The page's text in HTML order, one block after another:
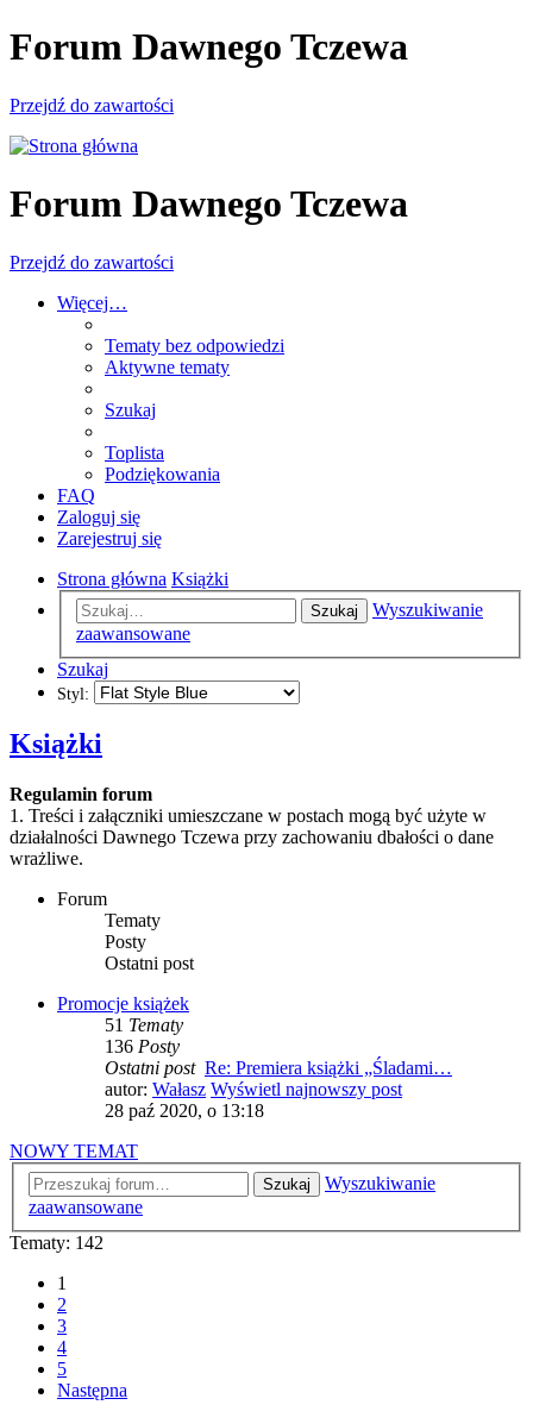
Forum Dawnego Tczewa
Przejdź do zawartości
Forum Dawnego Tczewa
Przejdź do zawartości
Więcej…
Tematy bez odpowiedzi
Aktywne tematy
Szukaj
Toplista
Podziękowania
FAQ
Zaloguj się
Zarejestruj się
Strona główna Książki
Szukaj
Wyszukiwanie
zaawansowane
Szukaj
Styl:
Książki
Regulamin forum
1. Treści i załączniki umieszczane w postach mogą być użyte w
działalności Dawnego Tczewa przy zachowaniu dbałości o dane
wrażliwe.
Forum
Tematy
Posty
Ostatni post
Promocje książek
51 Tematy
136 Posty
Ostatni post Re: Premiera książki „Śladami…
autor: Wałasz Wyświetl najnowszy post
28 paź 2020, o 13:18
NOWY TEMAT
Szukaj
Wyszukiwanie
zaawansowane
Tematy: 142
1
2
3
4
5
Następna